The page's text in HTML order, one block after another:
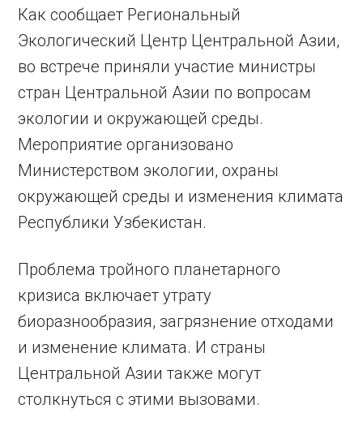
Как сообщает Региональный
Экологический Центр Центральной Азии,
во встрече приняли участие министры
стран Центральной Азии по вопросам
экологии и окружающей среды.
Мероприятие организовано
Министерством экологии, охраны
окружающей среды и изменения климата
Республики Узбекистан.
Проблема тройного планетарного
кризиса включает утрату
биоразнообразия, загрязнение отходами
и изменение климата. И страны
Центральной Азии также могут
столкнуться с этими вызовами.